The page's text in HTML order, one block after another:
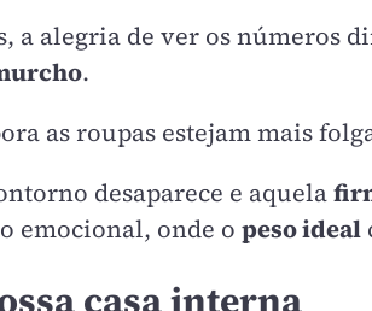
a alegria de ver os números
.
as roupas estejam mais
desaparece e aquela
emocional, onde o peso ideal
casa interna